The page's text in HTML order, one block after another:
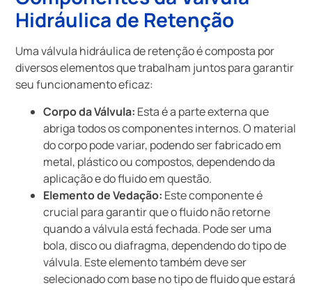
Hidráulica de Retenção
Uma válvula hidráulica de retenção é composta por
diversos elementos que trabalham juntos para garantir
seu funcionamento eficaz:
Corpo da Válvula: Esta é a parte externa que
abriga todos os componentes internos. O material
do corpo pode variar, podendo ser fabricado em
metal, plástico ou compostos, dependendo da
aplicação e do fluido em questão.
Elemento de Vedação: Este componente é
crucial para garantir que o fluido não retorne
quando a válvula está fechada. Pode ser uma
bola, disco ou diafragma, dependendo do tipo de
válvula. Este elemento também deve ser
selecionado com base no tipo de fluido que estará